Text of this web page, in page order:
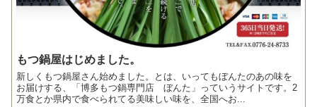
もつ鍋屋はじめました。
新しくもつ鍋屋さん始めました。とは、いってもぼんたのあの味を
お届けする、「博多もつ鍋専門店 ぼんた」っていうサイトです。2
万食とか県内で食べられてる美味しい味を、全国へお...